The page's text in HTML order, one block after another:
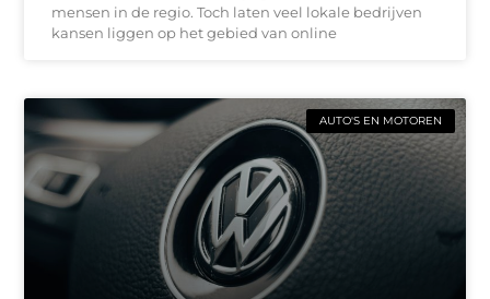
mensen in de regio. Toch laten veel lokale bedrijven
kansen liggen op het gebied van online
AUTO'S EN MOTOREN